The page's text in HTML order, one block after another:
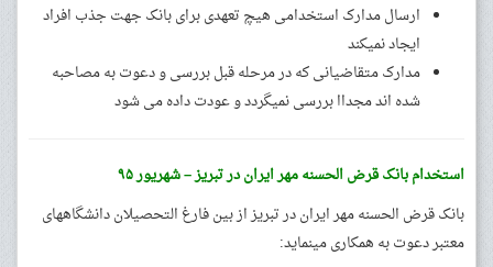
ارسال مدارک استخدامی هیچ تعهدی برای بانک جهت جذب افراد
ایجاد نمیکند
مدارک متقاضیانی که در مرحله قبل بررسی و دعوت به مصاحبه
شده اند مجداا بررسی نمیگردد و عودت داده می شود
استخدام بانک قرض الحسنه مهر ایران در تبریز – شهریور ۹۵
بانک قرض الحسنه مهر ایران در تبریز از بین فارغ التحصیلان دانشگاههای
معتبر دعوت به همکاری مینماید: